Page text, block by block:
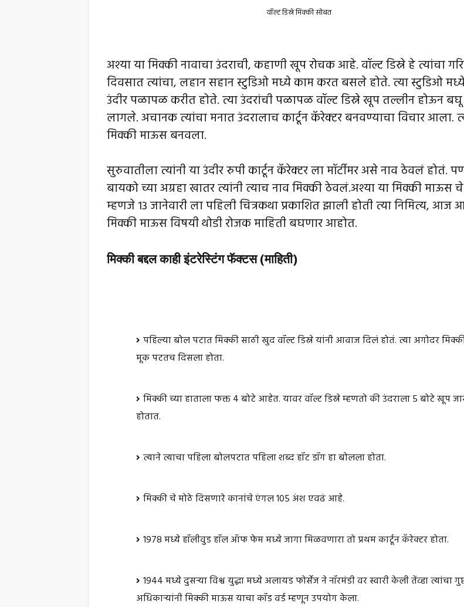
वॉल्ट डिस्ने मिक्की सोबत
अश्या या मिक्की नावाचा उंदराची, कहाणी खूप रोचक आहे. वॉल्ट डिस्ने हे त्यांचा
दिवसात त्यांचा, लहान सहान स्टुडिओ मध्ये काम करत बसले होते. त्या स्टुडिओ
उंदीर पळापळ करीत होते. त्या उंदरांची पळापळ वॉल्ट डिस्ने खूप तल्लीन होऊन बघू
लागले. अचानक त्यांचा मनात उंदरालाच कार्टून कॅरेक्टर बनवण्याचा विचार आला.
मिक्की माऊस बनवला.
सुरुवातीला त्यांनी या उंदीर रुपी कार्टून कॅरेक्टर ला मॉर्टीमर असे नाव ठेवलं होतं.
बायको च्या अग्रहा खातर त्यांनी त्याच नाव मिक्की ठेवलं.अश्या या मिक्की
म्हणजे 13 जानेवारी ला पहिली चित्रकथा प्रकाशित झाली होती त्या निमित्य,
मिक्की माऊस विषयी थोडी रोजक माहिती बघणार आहोत.
मिक्की बद्दल काही इंटरेस्टिंग फॅक्टस (माहिती)
पहिल्या बोल पटात मिक्की साठी खुद वॉल्ट डिस्ने यांनी आवाज दिलं होतं. त्या अगोदर
मूक पटतच दिसला होता.
मिक्की च्या हाताला फक्त 4 बोटे आहेत. यावर वॉल्ट डिस्ने म्हणतो की उंदराला 5 बोटे खूप
होतात.
त्याने त्याचा पहिला बोलपटात पहिला शब्द हॉट डॉग हा बोलला होता.
मिक्की चे मोठे दिसणारे कानांचे एंगल 105 अंश एवढं आहे.
1978 मध्ये हॉलीवुड हॉल ऑफ फेम मध्ये जागा मिळवणारा तो प्रथम कार्टून कॅरेक्टर होता.
1944 मध्ये दुसऱ्या विश्व युद्धा मध्ये अलायड फोर्सेज ने नॉरमंडी वर स्वारी केली तेंव्हा त्यांचा
अधिकाऱ्यांनी मिक्की माऊस याचा कॉड वर्ड म्हणून उपयोग केला.